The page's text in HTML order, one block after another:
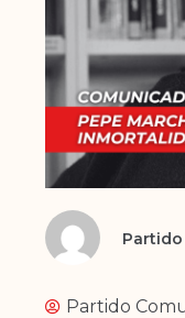
Partido
Partido